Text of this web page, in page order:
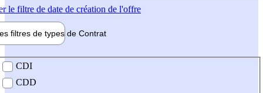
le filtre de date de création de l'offre
filtres de types de Contrat
contrat
CDI
CDD